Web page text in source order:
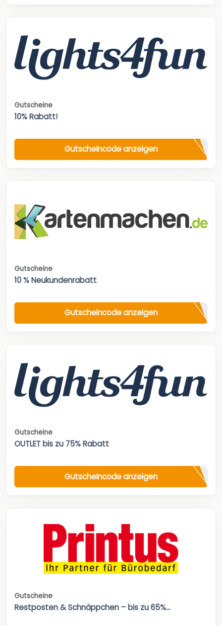
Gutscheine
10% Rabatt!
Gutscheincode anzeigen
Gutscheine
10 % Neukundenrabatt
Gutscheincode anzeigen
Gutscheine
OUTLET bis zu 75% Rabatt
Gutscheincode anzeigen
Gutscheine
Restposten & Schnäppchen – bis zu 65%...